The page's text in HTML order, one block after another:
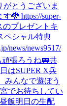
とうございま
🐉 https://super-
のプレゼントキ
ペシャル特典
news/news9517/
張ろうね🚃共
はSUPER X兵
みんなで遊ぼう
でお待ちしてい
昼飯明日の生配